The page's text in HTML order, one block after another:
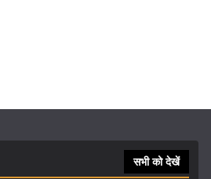
सभी को देखें